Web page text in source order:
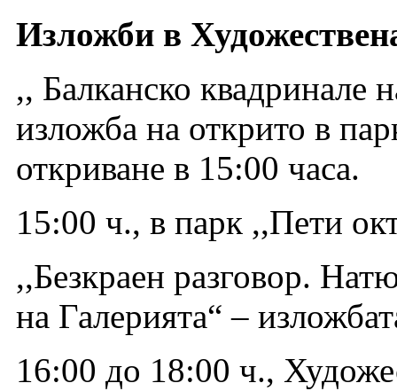
Изложби в
,, Балканско квадринале
изложба на открито в
откриване в 15:00 часа.
15:00 ч., в парк ,,Пети
,,Безкраен разговор.
на Галерията“ –
16:00 до 18:00 ч.,